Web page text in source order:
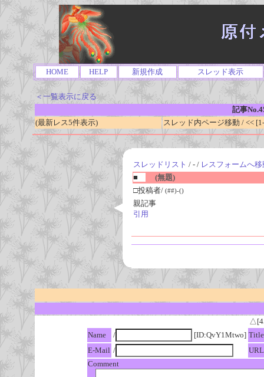
HOME HELP 新規作成 スレッド表示
＜一覧表示に戻る
記事
(最新レス5件表示)
スレッド内ページ移動 / <<
スレッドリスト / - / レスフォームへ移
■
(無題)
□投稿者/ (##)-()
親記事
引用
Name
/ [ID:QvY1Mtwo] Title
E-Mail /
URL
Comment